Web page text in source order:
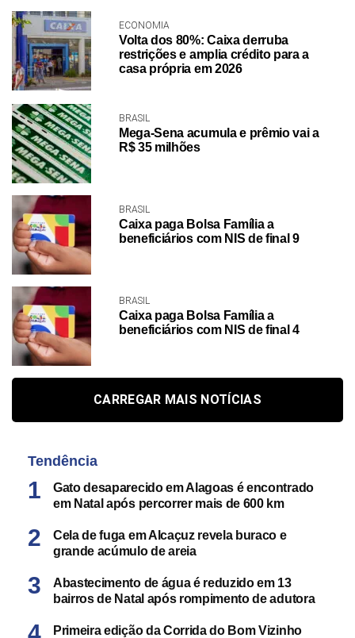
ECONOMIA
Volta dos 80%: Caixa derruba
restrições e amplia crédito para a
casa própria em 2026
BRASIL
Mega-Sena acumula e prêmio vai a
R$ 35 milhões
BRASIL
Caixa paga Bolsa Família a
beneficiários com NIS de final 9
BRASIL
Caixa paga Bolsa Família a
beneficiários com NIS de final 4
CARREGAR MAIS NOTÍCIAS
Tendência
Gato desaparecido em Alagoas é encontrado
em Natal após percorrer mais de 600 km
Cela de fuga em Alcaçuz revela buraco e
grande acúmulo de areia
Abastecimento de água é reduzido em 13
bairros de Natal após rompimento de adutora
Primeira edição da Corrida do Bom Vizinho